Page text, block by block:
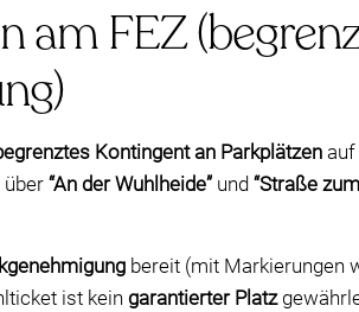
am FEZ
Kontingent an Parkplätzenauf
über “An der Wuhlheide” und “Straße
bereit (mit Markierungen
ist kein garantierter Platz